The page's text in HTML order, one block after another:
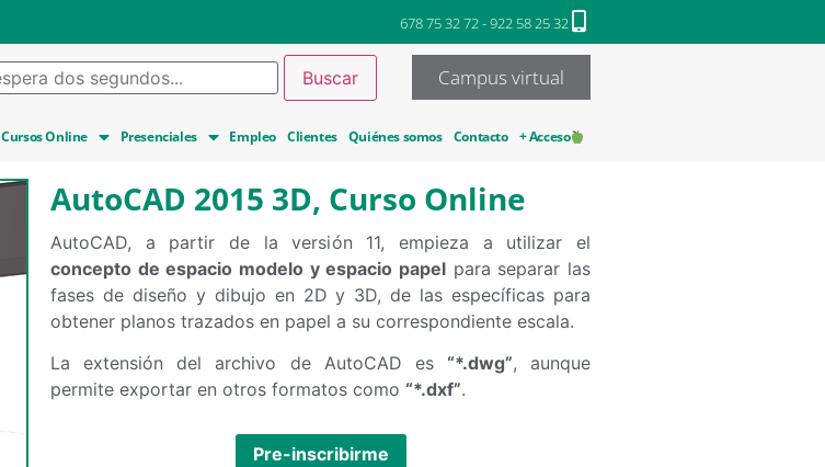
678 75 32 72 - 922 58 25 32
Campus virtual
Cursos Online Presenciales Empleo Clientes Quiénes somos Contacto + Acceso
AutoCAD 2015 3D, Curso Online
AutoCAD, a partir de la versión 11, empieza a utilizar el
concepto de espacio modelo y espacio papel para separar las
fases de diseño y dibujo en 2D y 3D, de las específicas para
obtener planos trazados en papel a su correspondiente escala.
La extensión del archivo de AutoCAD es “*.dwg”, aunque
permite exportar en otros formatos como “*.dxf”.
Pre-inscribirme